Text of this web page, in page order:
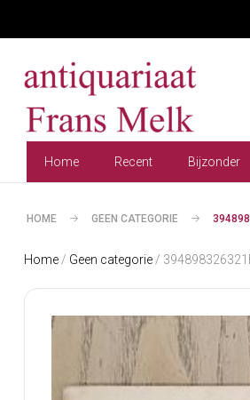
Home Recent Bijzonder
HOME GEEN CATEGORIE
Home / Geen categorie /